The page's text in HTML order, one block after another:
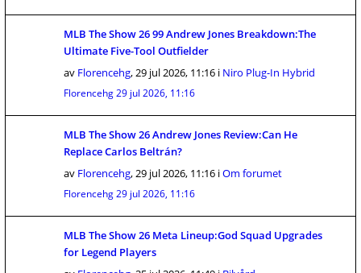
MLB The Show 26 99 Andrew Jones Breakdown:The
Ultimate Five-Tool Outfielder
av Florencehg,29 jul 2026, 11:16 i Niro Plug-In Hybrid
Florencehg29 jul 2026, 11:16
MLB The Show 26 Andrew Jones Review:Can He
Replace Carlos Beltrán?
av Florencehg,29 jul 2026, 11:16 iOm forumet
Florencehg29 jul 2026, 11:16
MLB The Show 26 Meta Lineup:God Squad Upgrades
for Legend Players